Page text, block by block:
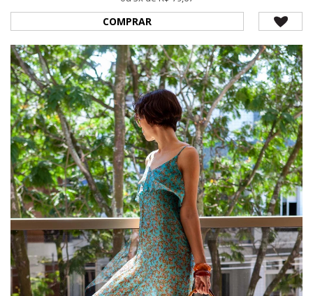
COMPRAR